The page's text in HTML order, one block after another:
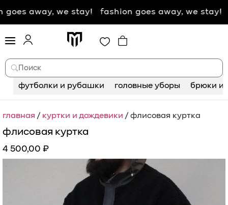
away, we stay! fashion goes away, we stay!
Поиск
футболки и рубашки головные уборы брюки и
главная / куртки и дождевики / флисовая куртка
флисовая куртка
4 500,00 ₽